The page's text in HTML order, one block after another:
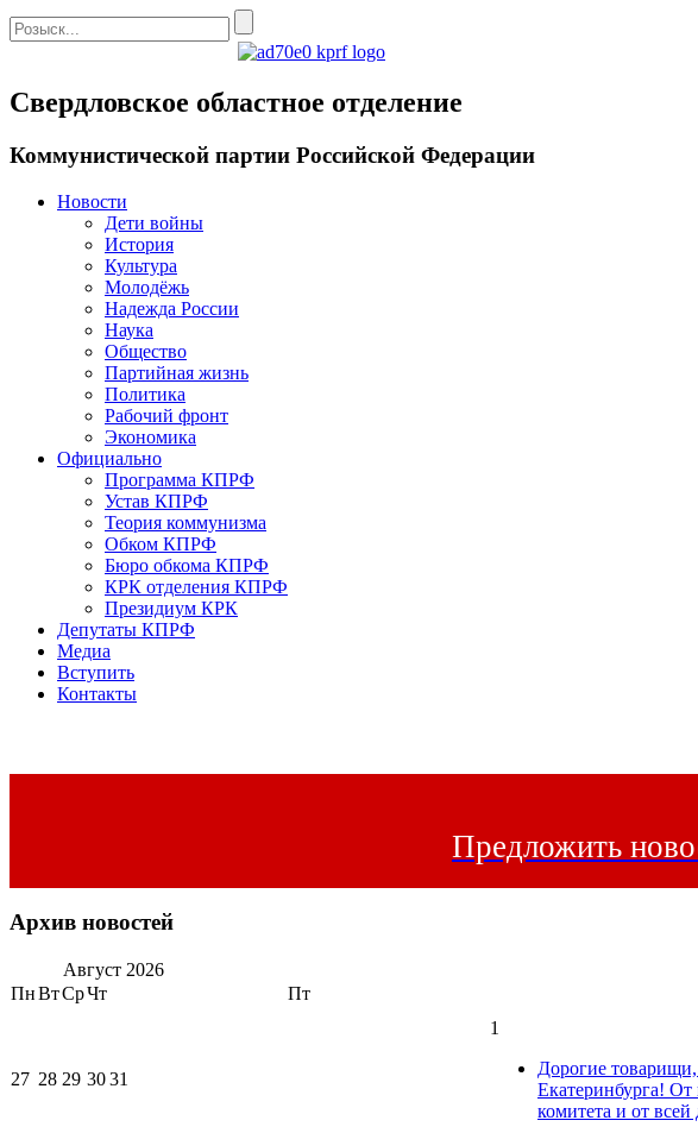
Свердловское областное отделение
Коммунистической партии Российской Федерации
Новости
Дети войны
История
Культура
Молодёжь
Надежда России
Наука
Общество
Партийная жизнь
Политика
Рабочий фронт
Экономика
Официально
Программа КПРФ
Устав КПРФ
Теория коммунизма
Обком КПРФ
Бюро обкома КПРФ
КРК отделения КПРФ
Президиум КРК
Депутаты КПРФ
Медиа
Вступить
Контакты
Предложить
Архив новостей
Август 2026
ПнВтСрЧт Пт
27 28 29 3031
1
Дорогие
Екатеринбурга! От
комитета и от